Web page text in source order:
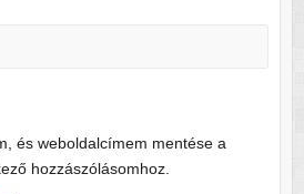
és weboldalcímem mentése a
hozzászólásomhoz.